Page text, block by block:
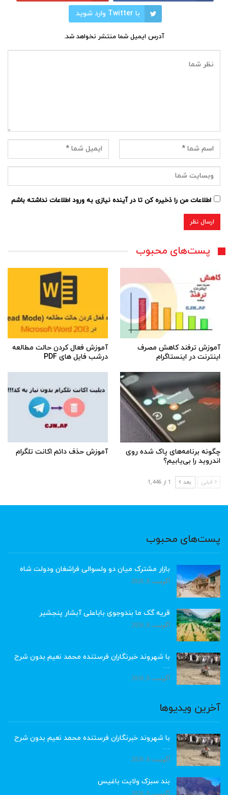
با Twitter وارد شوید
آدرس ایمیل شما منتشر نخواهد شد.
اطلاعات من را ذخیره کن تا در آینده نیازی به ورود اطلاعات نداشته باشم
پست‌های محبوب
آموزش ترفند کاهش مصرف
اینترنت در اینستاگرام
آموزش فعال کردن حالت مطالعه
درشب فایل های PDF
چگونه برنامه‌های پاک شده روی
اندروید را بی‌یابیم؟
آموزش حذف دائم اکانت تلگرام
قبلی بعد 1 از 1,446
پست‌های محبوب
بازار مشترک میان دو ولسوالی فراشغان ودولت شاه
آگوست 8, 2026
قریه گک ما بندوجوی باباعلی آبشار پنجشیر
آگوست 8, 2026
با شهروند خبرنگاران فرستنده محمد نعیم بدون شرح
…
آگوست 8, 2026
آخرین ویدیوها
با شهروند خبرنگاران فرستنده محمد نعیم بدون شرح
…
آگوست 8, 2026
بند سبزک ولایت باغیس